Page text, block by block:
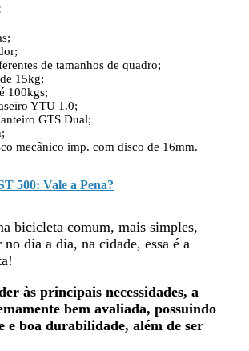
de tamanhos de quadro;
15kg;
100kgs;
YTU 1.0;
GTS Dual;
mecânico imp. com disco de 16mm.
500: Vale a Pena?
bicicleta comum, mais simples,
no dia a dia, na cidade, essa é a
às principais necessidades, a
bem avaliada, possuindo
e boa durabilidade, além de ser